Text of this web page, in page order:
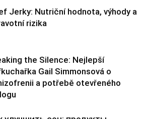
Jerky: Nutriční hodnota, výhody a
rizika
the Silence: Nejlepší
Gail Simmonsová o
a potřebě otevřeného